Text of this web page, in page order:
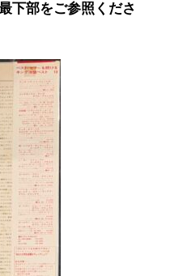
下部をご参照くださ